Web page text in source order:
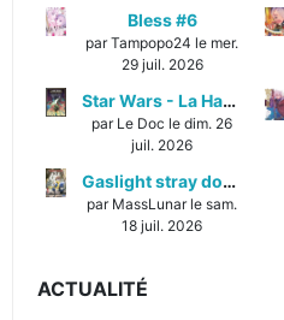
Bless #6
par Tampopo24 le mer.
29 juil. 2026
Star Wars - La Haute République - Un équilibre fragile
par Le Doc le dim. 26
juil. 2026
Gaslight stray dog detectives #1
par MassLunar le sam.
18 juil. 2026
ACTUALITÉ